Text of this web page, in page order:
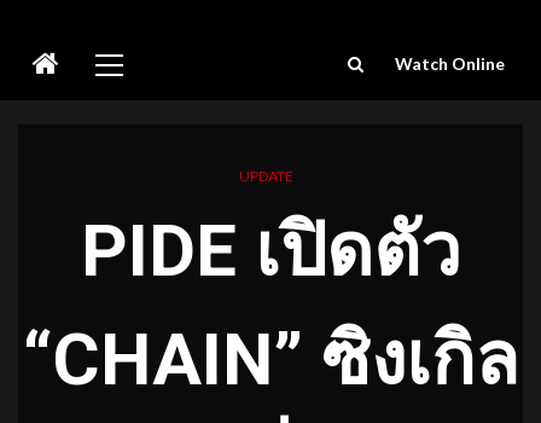
Menu
Watch Online
UPDATE
PIDE เปิดตัว
“CHAIN” ซิงเกิล